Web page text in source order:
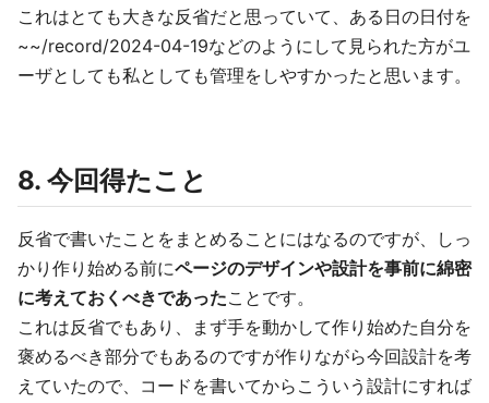
これはとても大きな反省だと思っていて、ある日の日付を
~~/record/2024-04-19などのようにして見られた方がユ
ーザとしても私としても管理をしやすかったと思います。
8. 今回得たこと
反省で書いたことをまとめることにはなるのですが、しっ
かり作り始める前にページのデザインや設計を事前に綿密
に考えておくべきであったことです。
これは反省でもあり、まず手を動かして作り始めた自分を
褒めるべき部分でもあるのですが作りながら今回設計を考
えていたので、コードを書いてからこういう設計にすれば